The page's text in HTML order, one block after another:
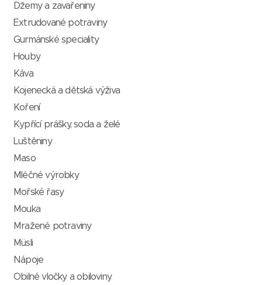
Džemy a zavařeniny
Extrudované potraviny
Gurmánské speciality
Houby
Káva
Kojenecká a dětská výživa
Koření
Kypřící prášky, soda a želé
Luštěniny
Maso
Mléčné výrobky
Mořské řasy
Mouka
Mražené potraviny
Müsli
Nápoje
Obilné vločky a obiloviny